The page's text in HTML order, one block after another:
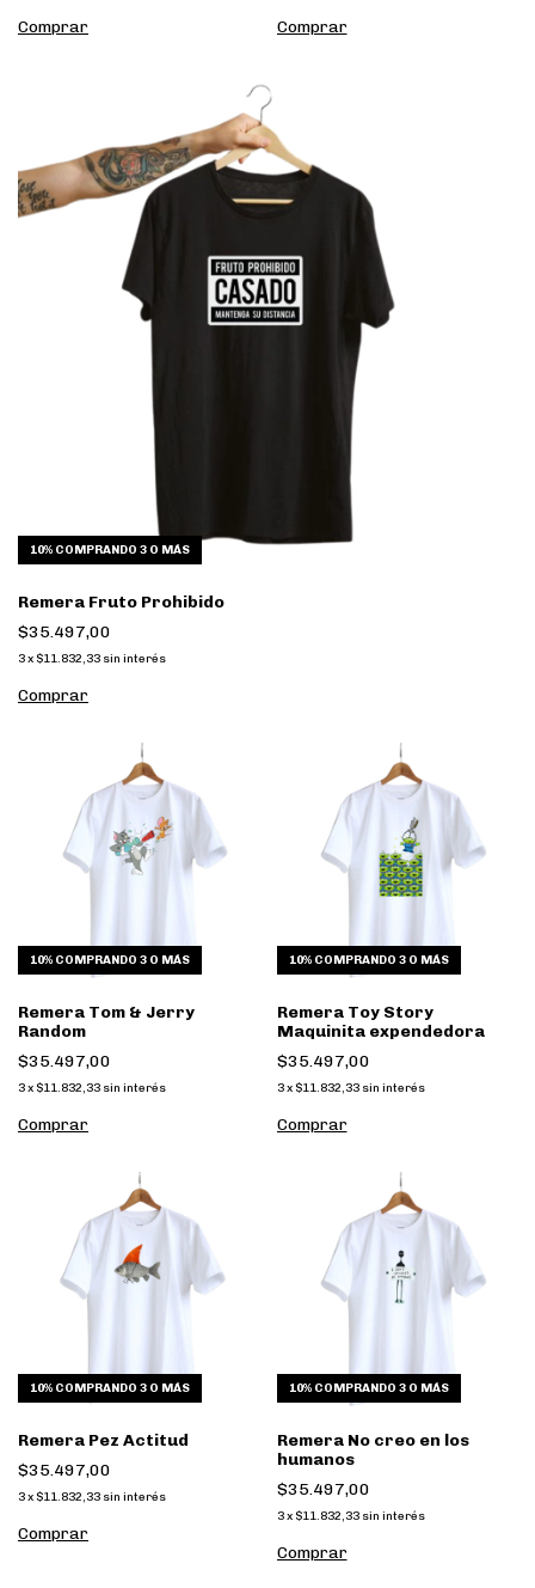
Comprar Comprar
10% COMPRANDO 3 O MÁS
Remera Fruto Prohibido
$35.497,00
3x $11.832,33 sin interés
Comprar
10% COMPRANDO 3 O MÁS
Remera Tom & Jerry
Random
$35.497,00
3x $11.832,33 sin interés
Comprar
10% COMPRANDO 3 O MÁS
Remera Toy Story
Maquinita expendedora
$35.497,00
3 x $11.832,33 sin interés
Comprar
10% COMPRANDO 3 O MÁS
Remera Pez Actitud
$35.497,00
3x $11.832,33 sin interés
Comprar
10% COMPRANDO 3 O MÁS
Remera No creo en los
humanos
$35.497,00
3 x $11.832,33 sin interés
Comprar